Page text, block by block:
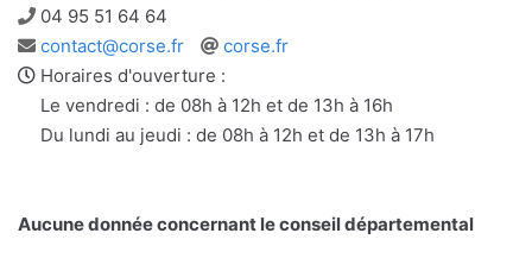
Téléphone
04 95 51 64 64
Adresse
e-
mail
contact@corse.fr
Site
web
corse.fr
Horaires d'ouverture :
Le vendredi : de 08h à 12h et de 13h à 16h
Du lundi au jeudi : de 08h à 12h et de 13h à 17h
Aucune donnée concernant le conseil départemental